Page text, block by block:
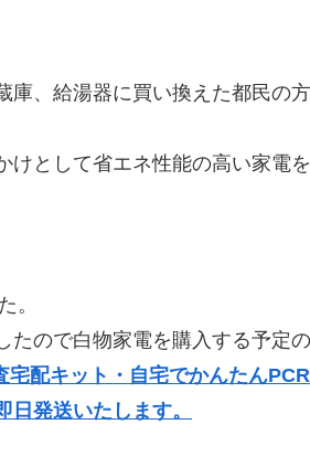
庫、給湯器に買い換えた都民の
として省エネ性能の高い家電を
。
ので白物家電を購入する予定の
宅配キット・自宅でかんたん
発送いたします。